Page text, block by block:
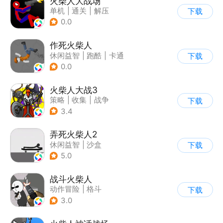
单机 通关
解压
| 火柴人
0.0
下载
作死火柴人
休闲益智 跑酷
卡通
| 62游戏
0.0
下载
火柴人大战3
策略 收集
战争
| 火柴人
3.4
下载
弄死火柴人2
休闲益智
沙盒
5.0
下载
战斗火柴人
动作冒险
格斗
| 横版过关
3.0
下载